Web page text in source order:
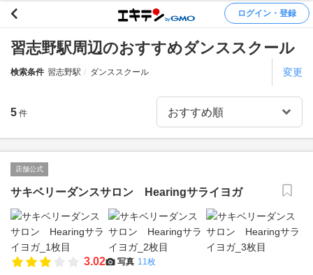
ログイン・登録
習志野駅周辺のおすすめダンススクール
検索条件 習志野駅 ダンススクール 変更
5 件
店舗公式
サキベリーダンスサロン Hearingサライヨガ
3.02 写真 11枚